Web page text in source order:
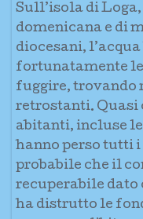
Sull’isola di
domenicana e di
diocesani,
fortunatamente le
fuggire, trovando
retrostanti. Quasi
abitanti, incluse
hanno perso tutti
probabile che il
recuperabile dato
ha distrutto le